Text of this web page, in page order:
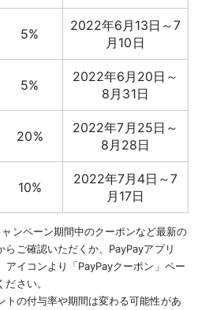
5%
2022年6月13日～7
月10日
5%
2022年6月20日～
8月31日
20%
2022年7月25日～
8月28日
10%
2022年7月4日～7
月17日
ンペーン期間中のクーポンなど最新の
らご確認いただくか、PayPayアプリ
アイコンより「PayPayクーポン」ペー
さい。
の付与率や期間は変わる可能性があ